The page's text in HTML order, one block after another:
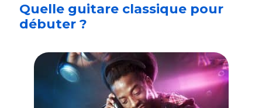
Quelle guitare classique pour
débuter ?